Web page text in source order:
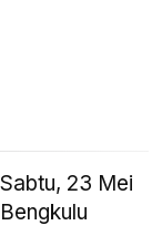
23 Mei